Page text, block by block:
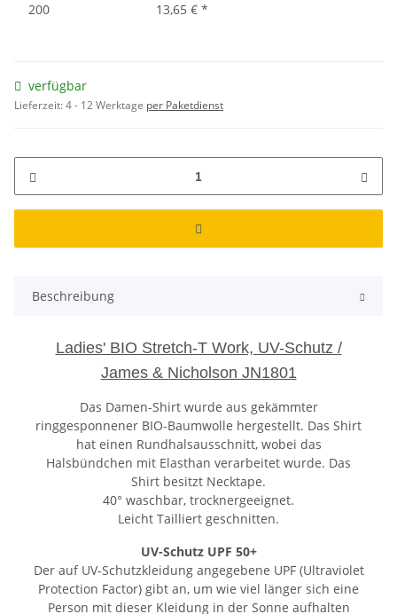
200
13,65 € *
verfügbar
Lieferzeit:4 - 12 Werktage per Paketdienst
Beschreibung
Ladies' BIO Stretch-T Work, UV-Schutz /
James & Nicholson JN1801
Das Damen-Shirt wurde aus gekämmter
ringgesponnener BIO-Baumwolle hergestellt. Das Shirt
hat einen Rundhalsausschnitt, wobei das
Halsbündchen mit Elasthan verarbeitet wurde. Das
Shirt besitzt Necktape.
40° waschbar, trocknergeeignet.
Leicht Tailliert geschnitten.
UV-Schutz UPF 50+
Der auf UV-Schutzkleidung angegebene UPF (Ultraviolet
Protection Factor) gibt an, um wie viel länger sich eine
Person mit dieser Kleidung in der Sonne aufhalten